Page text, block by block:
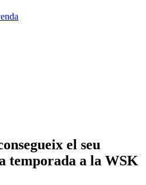
el seu
temporada a la WSK